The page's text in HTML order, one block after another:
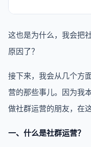
这也是为什么，我会把
原因了？
接下来，我会从几个方
营的那些事儿。因为我
做社群运营的朋友，在
一、什么是社群运营？